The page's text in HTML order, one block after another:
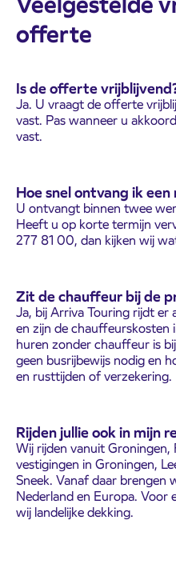
offerte
Is de offerte
Ja. U vraagt de offerte
vast. Pas wanneer u
vast.
Hoe snel ontvang ik
U ontvangt binnen twee
Heeft u op korte termijn
277 81 00, dan kijken wij
Zit de chauffeur bij de
Ja, bij Arriva Touring rijdt er
en zijn de chauffeurskosten
huren zonder chauffeur is
geen busrijbewijs nodig en
en rusttijden of verzekering.
Rijden jullie ook in mijn
Wij rijden vanuit
vestigingen in Groningen,
Sneek. Vanaf daar brengen
Nederland en Europa. Voor
wij landelijke dekking.